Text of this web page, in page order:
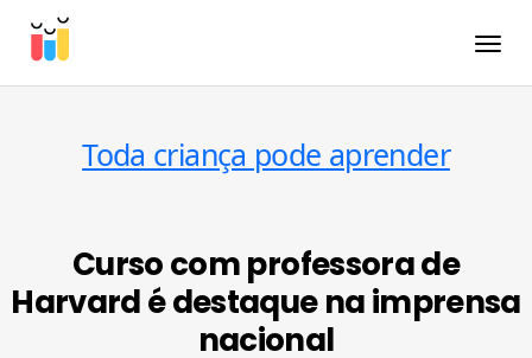
Toda criança pode aprender
Curso com professora de
Harvard é destaque na imprensa
nacional